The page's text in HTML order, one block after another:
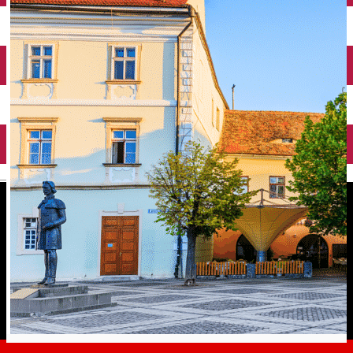
English